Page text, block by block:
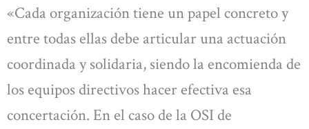
«Cada organización tiene un papel concreto y
entre todas ellas debe articular una actuación
coordinada y solidaria, siendo la encomienda de
los equipos directivos hacer efectiva esa
concertación. En el caso de la OSI de